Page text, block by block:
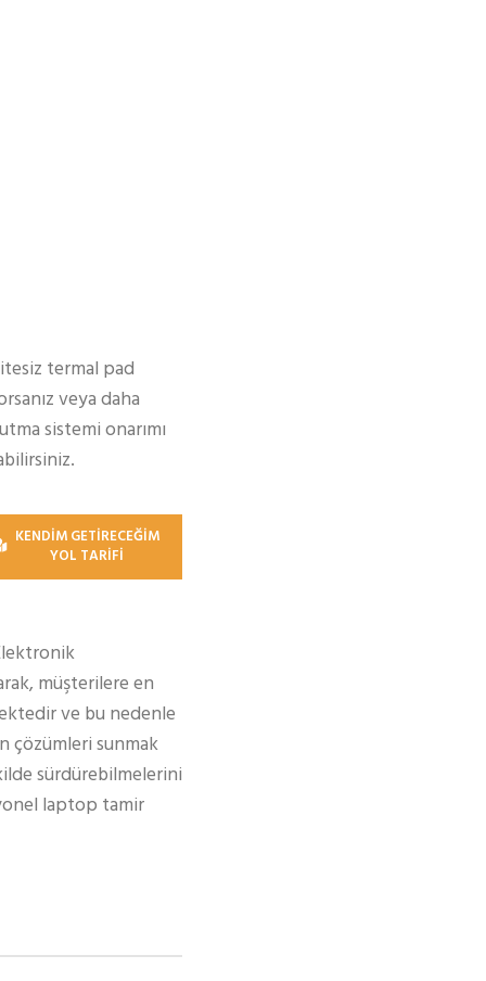
termal pad
veya daha
sistemi onarımı
KENDİM GETİRECEĞİM
YOL TARİFİ
müşterilere en
ve bu nedenle
çözümleri sunmak
sürdürebilmelerini
laptop tamir